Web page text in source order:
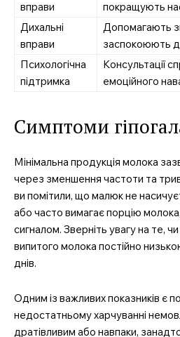
Мій акаунт
Медичні книги
вправи
покращують
Дихальні
вправи
Допомагають
заспокоюють
Психологічна
підтримка
Консультації
емоційного
Симптоми
Мінімальна продукція молока
через зменшення частоти та
ви помітили, що малюк не
або часто вимагає порцію
сигналом. Зверніть увагу на те,
випитого молока постійно
днів.
Одним із важливих показників є
недостатньому харчуванні
дратівливим або навпаки,